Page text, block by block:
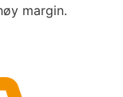
margin.